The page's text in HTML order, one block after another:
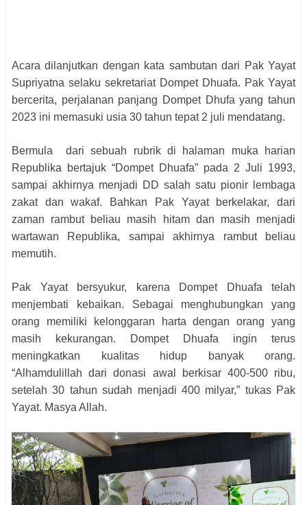
Acara dilanjutkan dengan kata sambutan dari Pak Yayat
Supriyatna selaku sekretariat Dompet Dhuafa. Pak Yayat
bercerita, perjalanan panjang Dompet Dhufa yang tahun
2023 ini memasuki usia 30 tahun tepat 2 juli mendatang.
Bermula dari sebuah rubrik di halaman muka harian
Republika bertajuk “Dompet Dhuafa” pada 2 Juli 1993,
sampai akhirnya menjadi DD salah satu pionir lembaga
zakat dan wakaf. Bahkan Pak Yayat berkelakar, dari
zaman rambut beliau masih hitam dan masih menjadi
wartawan Republika, sampai akhirnya rambut beliau
memutih.
Pak Yayat bersyukur, karena Dompet Dhuafa telah
menjembati kebaikan. Sebagai menghubungkan yang
orang memiliki kelonggaran harta dengan orang yang
masih kekurangan. Dompet Dhuafa ingin terus
meningkatkan kualitas hidup banyak orang.
“Alhamdulillah dari donasi awal berkisar 400-500 ribu,
setelah 30 tahun sudah menjadi 400 milyar,” tukas Pak
Yayat. Masya Allah.